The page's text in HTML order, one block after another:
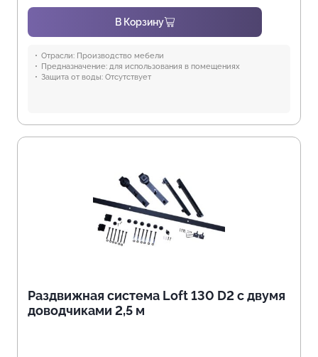
В Корзину
Отрасли: Производство мебели
Предназначение: для использования в помещениях
Защита от воды: Отсутствует
Раздвижная система Loft 130 D2 с двумя
доводчиками 2,5 м